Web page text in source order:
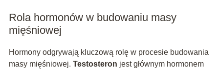
Rola hormonów w budowaniu masy
mięśniowej
Hormony odgrywają kluczową rolę w procesie budowania
masy mięśniowej. Testosteron jest głównym hormonem